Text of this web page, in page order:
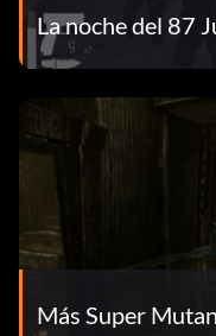
La noche del 87
Más Super